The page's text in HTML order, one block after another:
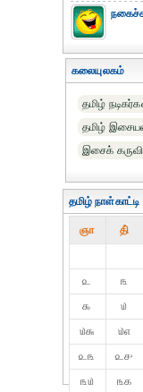
கலையுலகம்
தமிழ்
தமிழ்
இசைக்
தமிழ் நாள்காட்டி
ஞா தி்
௨
௩
௯
௰
௰௬
௰௭
௨௩
௨௪
௩௰
௩௧